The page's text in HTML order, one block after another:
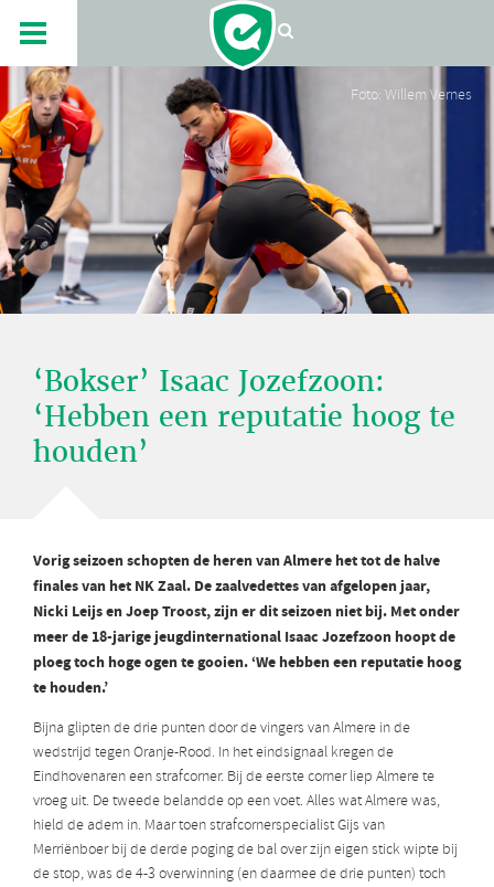
Foto: Willem Vernes
‘Bokser’ Isaac Jozefzoon:
‘Hebben een reputatie hoog te
houden’
Vorig seizoen schopten de heren van Almere het tot de halve
finales van het NK Zaal. De zaalvedettes van afgelopen jaar,
Nicki Leijs en Joep Troost, zijn er dit seizoen niet bij. Met onder
meer de 18-jarige jeugdinternational Isaac Jozefzoon hoopt de
ploeg toch hoge ogen te gooien. ‘We hebben een reputatie hoog
te houden.’
Bijna glipten de drie punten door de vingers van Almere in de
wedstrijd tegen Oranje-Rood. In het eindsignaal kregen de
Eindhovenaren een strafcorner. Bij de eerste corner liep Almere te
vroeg uit. De tweede belandde op een voet. Alles wat Almere was,
hield de adem in. Maar toen strafcornerspecialist Gijs van
Merriënboer bij de derde poging de bal over zijn eigen stick wipte bij
de stop, was de 4-3 overwinning (en daarmee de drie punten) toch